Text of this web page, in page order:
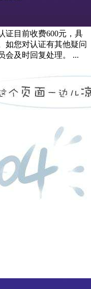
证目前收费600元，具
如您对认证有其他疑问
会及时回复处理。 ...